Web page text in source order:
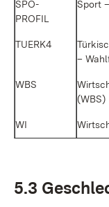
SPO­
PROFIL
Sport
TUERK4
–
WBS
(WBS)
WI
5.3